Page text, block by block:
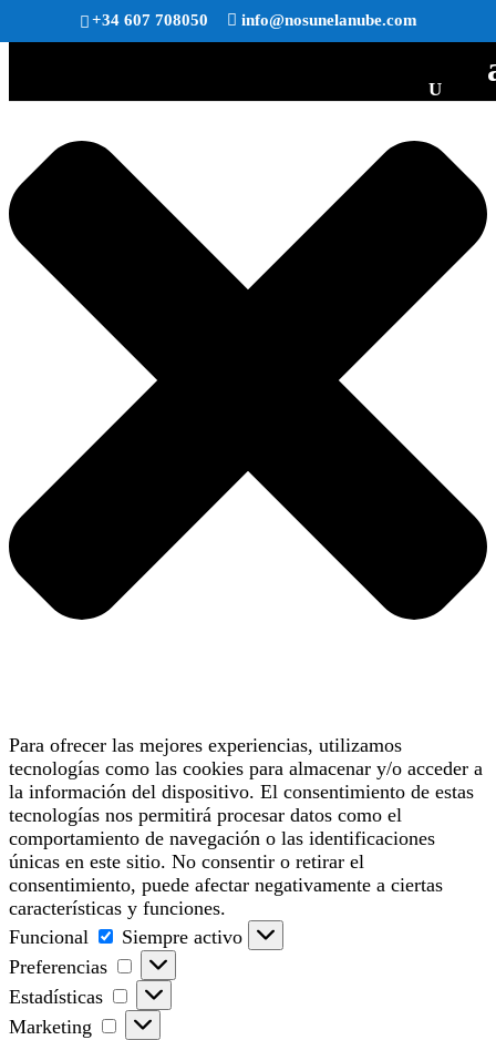
Gestionar consentimiento
Para ofrecer las mejores experiencias, utilizamos
tecnologías como las cookies para almacenar y/o acceder a
la información del dispositivo. El consentimiento de estas
tecnologías nos permitirá procesar datos como el
comportamiento de navegación o las identificaciones
únicas en este sitio. No consentir o retirar el
consentimiento, puede afectar negativamente a ciertas
características y funciones.
Funcional
Funcional
Siempre activo
Preferencias
Preferencias
Estadísticas
Estadísticas
Marketing
Marketing
+34 607 708050 info@nosunelanube.com